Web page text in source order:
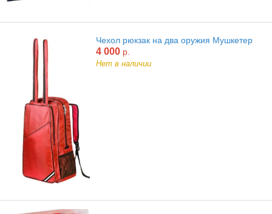
Чехол рюкзак на два оружия Мушкетер
4 000 р.
Нет в наличии